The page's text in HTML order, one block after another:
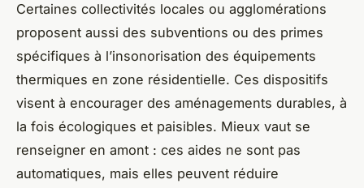
Certaines collectivités locales ou agglomérations
proposent aussi des subventions ou des primes
spécifiques à l’insonorisation des équipements
thermiques en zone résidentielle. Ces dispositifs
visent à encourager des aménagements durables, à
la fois écologiques et paisibles. Mieux vaut se
renseigner en amont : ces aides ne sont pas
automatiques, mais elles peuvent réduire